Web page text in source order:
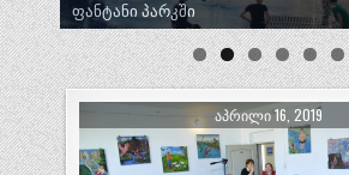
ტრადიციული ლელობურთი შუხუთში
ᲐᲞᲠᲘᲚᲘ 16, 2019